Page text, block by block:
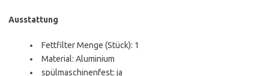
Ausstattung
Fettfilter Menge (Stück): 1
Material: Aluminium
spülmaschinenfest: ja